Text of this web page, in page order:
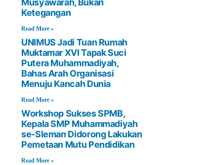
Musyawarah, Bukan
Ketegangan
Read More »
UNIMUS Jadi Tuan Rumah
Muktamar XVI Tapak Suci
Putera Muhammadiyah,
Bahas Arah Organisasi
Menuju Kancah Dunia
Read More »
Workshop Sukses SPMB,
Kepala SMP Muhammadiyah
se-Sleman Didorong Lakukan
Pemetaan Mutu Pendidikan
Read More »